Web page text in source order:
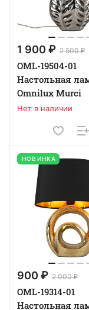
1 900 ₽ 2 500 ₽
OML-19504-01
Настольная
Omnilux Murci
Нет в наличии
НОВИНКА
900 ₽ 2 000 ₽
OML-19314-01
Настольная